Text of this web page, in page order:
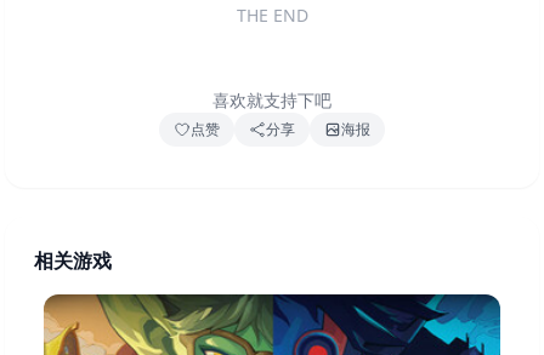
THE END
喜欢就支持下吧
点赞 分享 海报
相关游戏